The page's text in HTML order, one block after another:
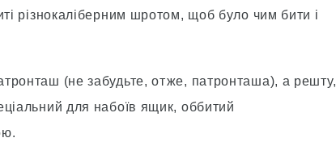
рiзнокалiберним шротом, щоб було чим бити i
(не забудьте, отже, патронташа), а решту,
для набоїв ящик, оббитий